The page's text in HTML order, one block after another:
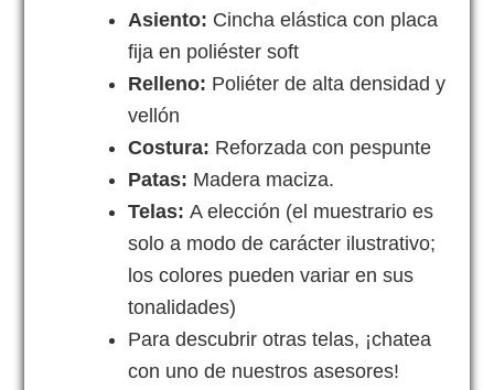
Asiento: Cincha elástica con placa
fija en poliéster soft
Relleno: Poliéter de alta densidad y
vellón
Costura: Reforzada con pespunte
Patas: Madera maciza.
Telas: A elección (el muestrario es
solo a modo de carácter ilustrativo;
los colores pueden variar en sus
tonalidades)
Para descubrir otras telas, ¡chatea
con uno de nuestros asesores!